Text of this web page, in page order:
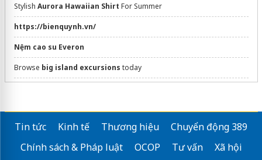
Stylish Aurora Hawaiian Shirt For Summer
https://bienquynh.vn/
Nệm cao su Everon
Browse big island excursions today
thiết kế menu nhà hàng VnScan.Meu
Homestay Đà Lạt
Tin tức Kinh tế Thương hiệu
Chuyển động 389
Chính sách & Pháp luật
OCOP Tư vấn
Xã hội